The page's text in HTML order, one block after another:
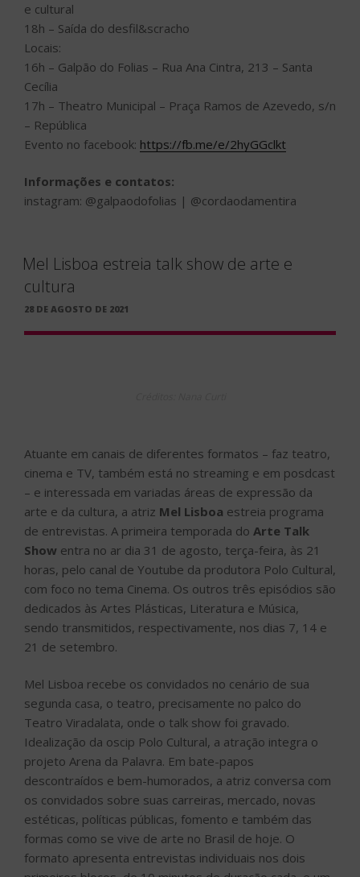
e cultural
18h – Saída do desfil&scracho
Locais:
16h – Galpão do Folias – Rua Ana Cintra, 213 – Santa
Cecília
17h – Theatro Municipal – Praça Ramos de Azevedo, s/n
– República
Evento no facebook: https://fb.me/e/2hyGGclkt
Informações e contatos:
instagram: @galpaodofolias | @cordaodamentira
Mel Lisboa estreia talk show de arte e
cultura
PUBLICADO
28 DE AGOSTO DE 2021
Atuante em canais de diferentes formatos – faz teatro,
cinema e TV, também está no streaming e em posdcast
– e interessada em variadas áreas de expressão da
arte e da cultura, a atriz Mel Lisboa estreia programa
de entrevistas. A primeira temporada do Arte Talk
Show entra no ar dia 31 de agosto, terça-feira, às 21
horas, pelo canal de Youtube da produtora Polo Cultural,
com foco no tema Cinema. Os outros três episódios são
dedicados às Artes Plásticas, Literatura e Música,
sendo transmitidos, respectivamente, nos dias 7, 14 e
21 de setembro.
Mel Lisboa recebe os convidados no cenário de sua
segunda casa, o teatro, precisamente no palco do
Teatro Viradalata, onde o talk show foi gravado.
Idealização da oscip Polo Cultural, a atração integra o
projeto Arena da Palavra. Em bate-papos
descontraídos e bem-humorados, a atriz conversa com
os convidados sobre suas carreiras, mercado, novas
estéticas, políticas públicas, fomento e também das
formas como se vive de arte no Brasil de hoje. O
formato apresenta entrevistas individuais nos dois